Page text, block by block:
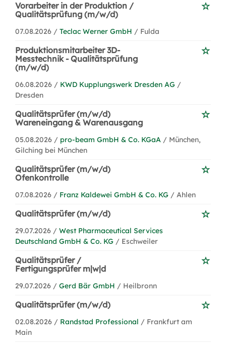
Vorarbeiter in der Produktion /
Qualitätsprüfung (m/w/d)
07.08.2026 / Teclac Werner GmbH / Fulda
Produktionsmitarbeiter 3D-
Messtechnik - Qualitätsprüfung
(m/w/d)
06.08.2026 / KWD Kupplungswerk Dresden AG /
Dresden
Qualitätsprüfer (m/w/d)
Wareneingang & Warenausgang
05.08.2026 / pro-beam GmbH & Co. KGaA / München,
Gilching bei München
Qualitätsprüfer (m/w/d)
Ofenkontrolle
07.08.2026 / Franz Kaldewei GmbH & Co. KG / Ahlen
Qualitätsprüfer (m/w/d)
29.07.2026 / West Pharmaceutical Services
Deutschland GmbH & Co. KG / Eschweiler
Qualitätsprüfer /
Fertigungsprüfer m|w|d
29.07.2026 / Gerd Bär GmbH / Heilbronn
Qualitätsprüfer (m/w/d)
02.08.2026 / Randstad Professional / Frankfurt am
Main